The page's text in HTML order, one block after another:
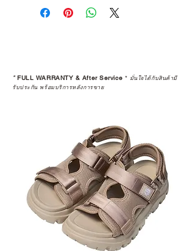
*FULL WARRANTY & After Service * มั่นใจได้กับสินค้ามี
รับประกัน พร้อมบริการหลังการขาย